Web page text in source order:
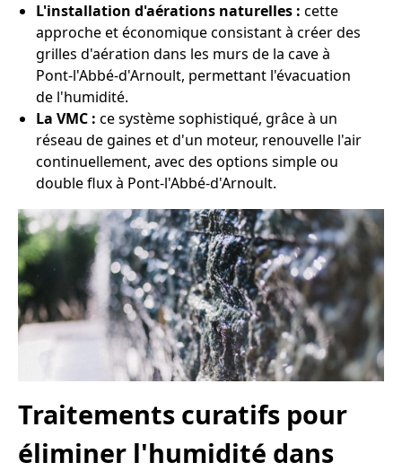
L'installation d'aérations naturelles : cette
approche et économique consistant à créer des
grilles d'aération dans les murs de la cave à
Pont-l'Abbé-d'Arnoult, permettant l'évacuation
de l'humidité.
La VMC : ce système sophistiqué, grâce à un
réseau de gaines et d'un moteur, renouvelle l'air
continuellement, avec des options simple ou
double flux à Pont-l'Abbé-d'Arnoult.
Traitements curatifs pour
éliminer l'humidité dans